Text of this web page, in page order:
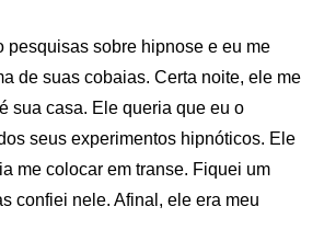
pesquisas sobre hipnose e eu me
de suas cobaias. Certa noite, ele me
sua casa. Ele queria que eu o
seus experimentos hipnóticos. Ele
me colocar em transe. Fiquei um
confiei nele. Afinal, ele era meu